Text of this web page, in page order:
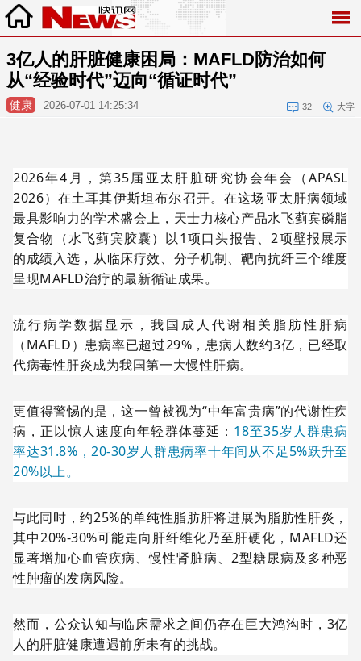
3亿人的肝脏健康困局：MAFLD防治如何
从“经验时代”迈向“循证时代”
健康 2026-07-01 14:25:34 32 大字
2026年4月，第35届亚太肝脏研究协会年会（APASL
2026）在土耳其伊斯坦布尔召开。在这场亚太肝病领域
最具影响力的学术盛会上，天士力核心产品水飞蓟宾磷脂
复合物（水飞蓟宾胶囊）以1项口头报告、2项壁报展示
的成绩入选，从临床疗效、分子机制、靶向抗纤三个维度
呈现MAFLD治疗的最新循证成果。
流行病学数据显示，我国成人代谢相关脂肪性肝病
（MAFLD）患病率已超过29%，患病人数约3亿，已经取
代病毒性肝炎成为我国第一大慢性肝病。
更值得警惕的是，这一曾被视为“中年富贵病”的代谢性疾
病，正以惊人速度向年轻群体蔓延： 18至35岁人群患病
率达31.8%，20-30岁人群患病率十年间从不足5%跃升至
20%以上。
与此同时，约25%的单纯性脂肪肝将进展为脂肪性肝炎，
其中20%-30%可能走向肝纤维化乃至肝硬化，MAFLD还
显著增加心血管疾病、慢性肾脏病、2型糖尿病及多种恶
性肿瘤的发病风险。
然而，公众认知与临床需求之间仍存在巨大鸿沟时，3亿
人的肝脏健康遭遇前所未有的挑战。